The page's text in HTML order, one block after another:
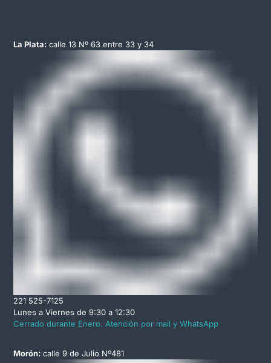
La Plata:calle 13 Nº 63 entre 33 y 34
221 525-7125
Lunes a Viernes de 9:30 a 12:30
Cerrado durante Enero. Atención por mail y WhatsApp
Morón:calle 9 de Julio Nº481